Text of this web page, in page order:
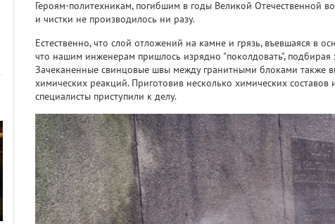
Героям-политехникам, погибшим в годы Великой Отечественной
и чистки не производилось ни разу.
Естественно, что слой отложений на камне и грязь, въевшаяся в
что нашим инженерам пришлось изрядно "поколдовать", подбирая
Зачеканенные свинцовые швы между гранитными блоками также
химических реакций. Приготовив несколько химических
специалисты приступили к делу.